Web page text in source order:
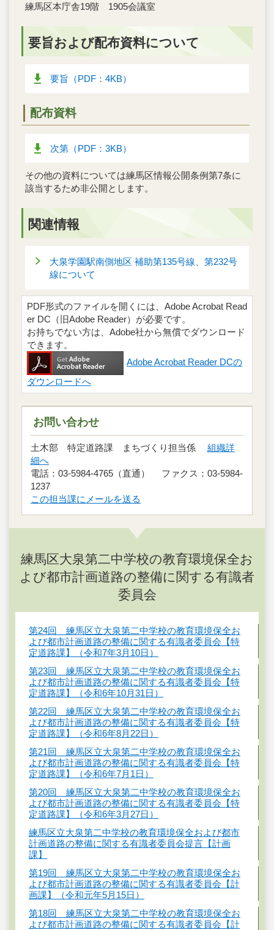
練馬区本庁舎19階 1905会議室
要旨および配布資料について
要旨（PDF：4KB）
配布資料
次第（PDF：3KB）
その他の資料については練馬区情報公開条例第7条に
該当するため非公開とします。
関連情報
大泉学園駅南側地区 補助第135号線、第232号
線について
PDF形式のファイルを開くには、Adobe Acrobat Read
er DC（旧Adobe Reader）が必要です。
お持ちでない方は、Adobe社から無償でダウンロード
できます。
Adobe Acrobat Reader DCの
ダウンロードへ
お問い合わせ
土木部 特定道路課 まちづくり担当係 組織詳
細へ
電話：03-5984-4765（直通） ファクス：03-5984-
1237
この担当課にメールを送る
練馬区大泉第二中学校の教育環境保全お
よび都市計画道路の整備に関する有識者
委員会
第24回 練馬区立大泉第二中学校の教育環境保全お
よび都市計画道路の整備に関する有識者委員会【特
定道路課】（令和7年3月10日）
第23回 練馬区立大泉第二中学校の教育環境保全お
よび都市計画道路の整備に関する有識者委員会【特
定道路課】（令和6年10月31日）
第22回 練馬区立大泉第二中学校の教育環境保全お
よび都市計画道路の整備に関する有識者委員会【特
定道路課】（令和6年8月22日）
第21回 練馬区立大泉第二中学校の教育環境保全お
よび都市計画道路の整備に関する有識者委員会【特
定道路課】（令和6年7月1日）
第20回 練馬区立大泉第二中学校の教育環境保全お
よび都市計画道路の整備に関する有識者委員会【特
定道路課】（令和6年3月27日）
練馬区立大泉第二中学校の教育環境保全および都市
計画道路の整備に関する有識者委員会提言【計画
課】
第19回 練馬区立大泉第二中学校の教育環境保全お
よび都市計画道路の整備に関する有識者委員会【計
画課】（令和元年5月15日）
第18回 練馬区立大泉第二中学校の教育環境保全お
よび都市計画道路の整備に関する有識者委員会【計